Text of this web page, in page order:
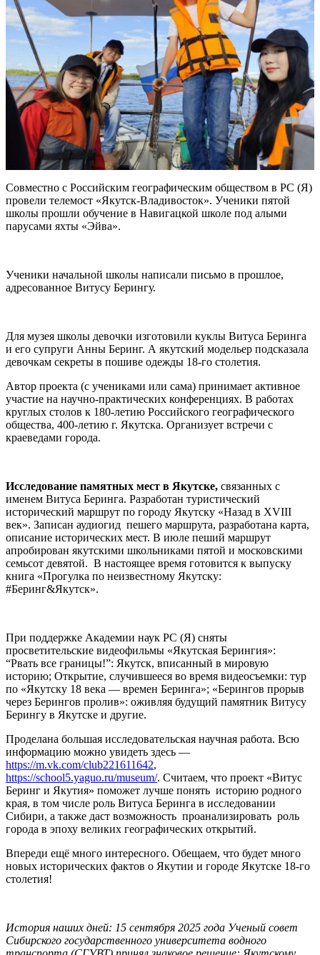
Совместно с Российским географическим обществом в РС (Я)
провели телемост «Якутск-Владивосток». Ученики пятой
школы прошли обучение в Навигацкой школе под алыми
парусами яхты «Эйва».
Ученики начальной школы написали письмо в прошлое,
адресованное Витусу Берингу.
Для музея школы девочки изготовили куклы Витуса Беринга
и его супруги Анны Беринг. А якутский модельер подсказала
девочкам секреты в пошиве одежды 18-го столетия.
Автор проекта (с учениками или сама) принимает активное
участие на научно-практических конференциях. В работах
круглых столов к 180-летию Российского географического
общества, 400-летию г. Якутска. Организует встречи с
краеведами города.
Исследование памятных мест в Якутске, связанных с
именем Витуса Беринга. Разработан туристический
исторический маршрут по городу Якутску «Назад в XVIII
век». Записан аудиогид пешего маршрута, разработана карта,
описание исторических мест. В июле пеший маршрут
апробирован якутскими школьниками пятой и московскими
семьсот девятой. В настоящее время готовится к выпуску
книга «Прогулка по неизвестному Якутску:
#Беринг&Якутск».
При поддержке Академии наук РС (Я) сняты
просветительские видеофильмы «Якутская Берингия»:
“Рвать все границы!”: Якутск, вписанный в мировую
историю; Открытие, случившееся во время видеосъемки: тур
по «Якутску 18 века — времен Беринга»; «Берингов прорыв
через Берингов пролив»: оживляя будущий памятник Витусу
Берингу в Якутске и другие.
Проделана большая исследовательская научная работа. Всю
информацию можно увидеть здесь —
https://m.vk.com/club221611642,
https://school5.yaguo.ru/museum/. Считаем, что проект «Витус
Беринг и Якутия» поможет лучше понять историю родного
края, в том числе роль Витуса Беринга в исследовании
Сибири, а также даст возможность проанализировать роль
города в эпоху великих географических открытий.
Впереди ещё много интересного. Обещаем, что будет много
новых исторических фактов о Якутии и городе Якутске 18-го
столетия!
История наших дней: 15 сентября 2025 года Ученый совет
Сибирского государственного университета водного